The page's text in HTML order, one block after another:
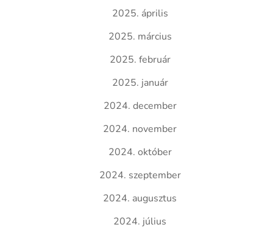
2025. április
2025. március
2025. február
2025. január
2024. december
2024. november
2024. október
2024. szeptember
2024. augusztus
2024. július